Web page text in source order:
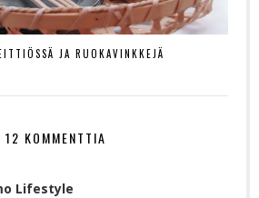
JA RUOKAVINKKEJÄ
12 KOMMENTTIA
Lifestyle